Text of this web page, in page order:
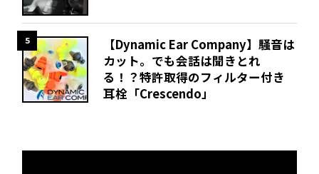
5
【Dynamic Ear Company】騒音は
カット。でも会話は聞きとれ
る！？特許取得のフィルター付き
耳栓「Crescendo」